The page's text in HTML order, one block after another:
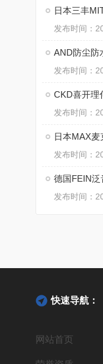
发布时间：
AND防尘防
发布时间：
发布时间：
发布时间：
发布时间：
快速导航：
网站首页